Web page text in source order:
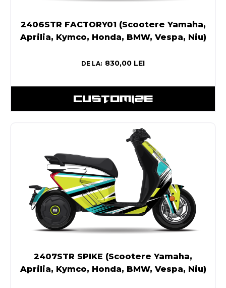
2406STR FACTORY01 (Scootere Yamaha,
Aprilia, Kymco, Honda, BMW, Vespa, Niu)
DE LA: 830,00 LEI
CUSTOMIZE
2407STR SPIKE (Scootere Yamaha,
Aprilia, Kymco, Honda, BMW, Vespa, Niu)